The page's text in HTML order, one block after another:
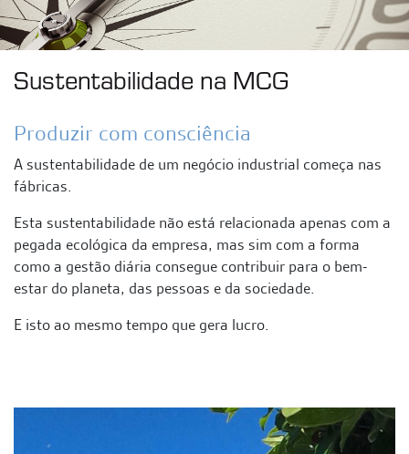
Sustentabilidade na MCG
Produzir com consciência
A sustentabilidade de um negócio industrial começa nas
fábricas.
Esta sustentabilidade não está relacionada apenas com a
pegada ecológica da empresa, mas sim com a forma
como a gestão diária consegue contribuir para o bem-
estar do planeta, das pessoas e da sociedade.
E isto ao mesmo tempo que gera lucro.